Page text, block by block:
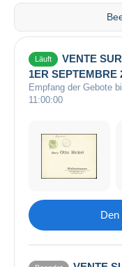
Läuft
VENTE
1ER SEPTEMBRE
Empfang der Gebote
11:00:00
Den